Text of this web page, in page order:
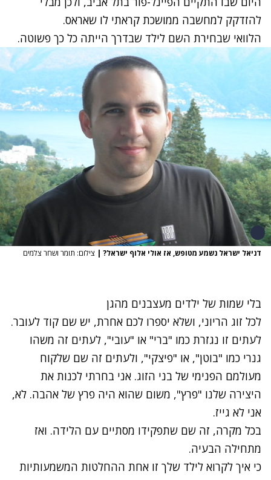
להזדקק למחשבה ממושכת קראתי לו שאראס.
הלוואי שבחירת השם לילד שבדרך הייתה כל כך פשוטה.
דניאל ישראל נשמע מטופש, אז אולי אלוף ישראל? | צילום: תומר ושחר צלמים
בלי שמות של ילדים מעצבנים מהגן
לכל זוג הריוני, ושלא יספרו לכם אחרת, יש שם קוד לעובר.
לעתים זו נגזרת כמו "ברי" או "עובי", לעתים זה משהו
גנרי כמו "בוטן", או "פיצקי", ולעתים זה שם שלקוח
מעולמם הפנימי של בני הזוג. אני בחרתי לכנות את
היצירה שלנו "פרץ", משום שהוא היה פרץ של אהבה. לא,
אני לא גייז.
בכל מקרה, זה שם שתפקידו מסתיים עם הלידה. ואז
מתחילה הבעיה.
כי איך לקרוא לילד שלך זו אחת ההחלטות המשמעותיות